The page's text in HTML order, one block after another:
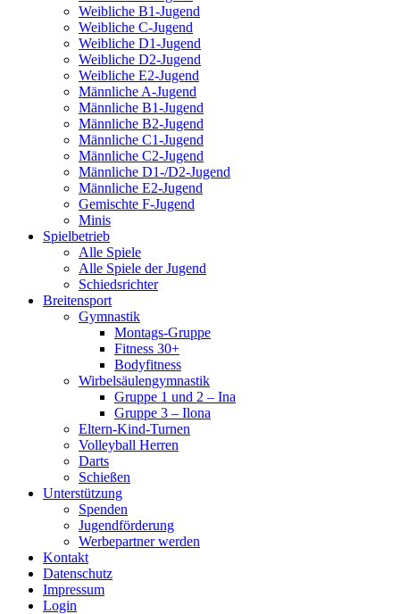
Weibliche B1-Jugend
Weibliche C-Jugend
Weibliche D1-Jugend
Weibliche D2-Jugend
Weibliche E2-Jugend
Männliche A-Jugend
Männliche B1-Jugend
Männliche B2-Jugend
Männliche C1-Jugend
Männliche C2-Jugend
Männliche D1-/D2-Jugend
Männliche E2-Jugend
Gemischte F-Jugend
Minis
Spielbetrieb
Alle Spiele
Alle Spiele der Jugend
Schiedsrichter
Breitensport
Gymnastik
Montags-Gruppe
Fitness 30+
Bodyfitness
Wirbelsäulengymnastik
Gruppe 1 und 2 – Ina
Gruppe 3 – Ilona
Eltern-Kind-Turnen
Volleyball Herren
Darts
Schießen
Unterstützung
Spenden
Jugendförderung
Werbepartner werden
Kontakt
Datenschutz
Impressum
Login